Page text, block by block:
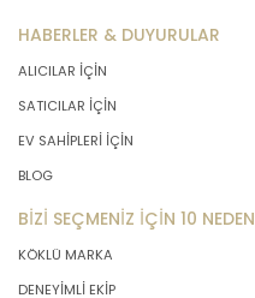
HABERLER & DUYURULAR
ALICILAR İÇİN
SATICILAR İÇİN
EV SAHİPLERİ İÇİN
BLOG
BİZİ SEÇMENİZ İÇİN 10 NEDEN
KÖKLÜ MARKA
DENEYİMLİ EKİP